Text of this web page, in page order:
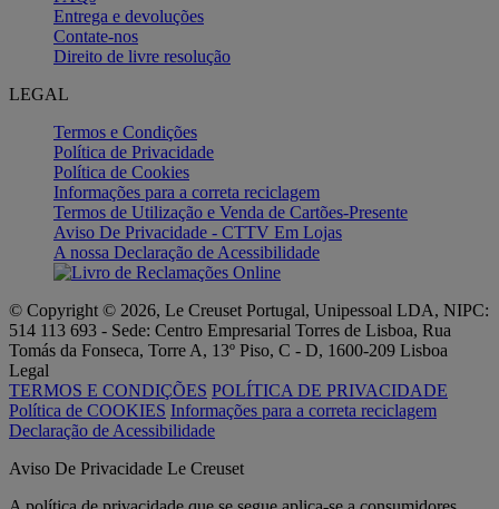
Entrega e devoluções
Contate-nos
Direito de livre resolução
LEGAL
Termos e Condições
Política de Privacidade
Política de Cookies
Informações para a correta reciclagem
Termos de Utilização e Venda de Cartões-Presente
Aviso De Privacidade - CTTV Em Lojas
A nossa Declaração de Acessibilidade
© Copyright © 2026, Le Creuset Portugal, Unipessoal LDA, NIPC:
514 113 693 - Sede: Centro Empresarial Torres de Lisboa, Rua
Tomás da Fonseca, Torre A, 13º Piso, C - D, 1600-209 Lisboa
Legal
TERMOS E CONDIÇÕES POLÍTICA DE PRIVACIDADE
Política de COOKIES Informações para a correta reciclagem
Declaração de Acessibilidade
Aviso De Privacidade Le Creuset